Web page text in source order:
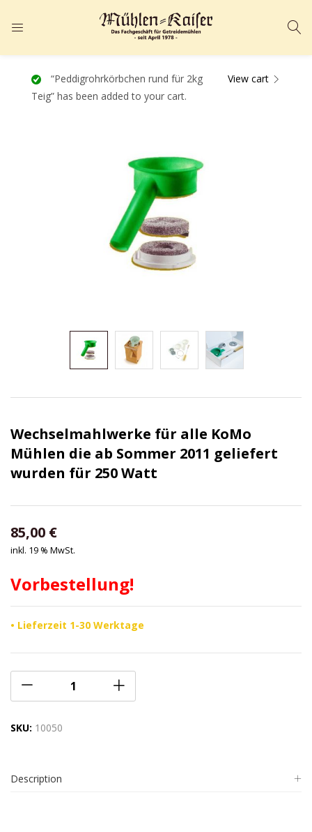
ANMELDEN
Geben Sie Ihren Benutzernamen und Ihr Passwort ein, um sich
anzumelden.
View cart
“Peddigrohrkörbchen rund für 2kg
Teig” has been added to your cart.
Wechselmahlwerke für alle KoMo
Mühlen die ab Sommer 2011 geliefert
wurden für 250 Watt
85,00 €
inkl. 19 % MwSt.
Vorbestellung!
• Lieferzeit 1-30 Werktage
SKU: 10050
Description